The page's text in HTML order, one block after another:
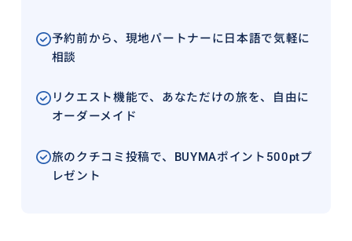
予約前から、現地パートナーに日本語で気軽に
相談
リクエスト機能で、あなただけの旅を、自由に
オーダーメイド
旅のクチコミ投稿で、BUYMAポイント500ptプ
レゼント